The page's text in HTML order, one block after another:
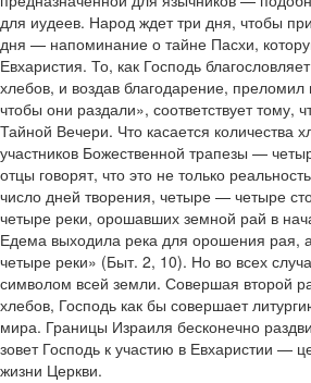
для иудеев. Народ ждет три дня, чтобы
дня — напоминание о тайне Пасхи,
Евхаристия. То, как Господь
хлебов, и воздав благодарение,
чтобы они раздали», соответствует тому,
Тайной Вечери. Что касается
участников Божественной трапезы —
отцы говорят, что это не только
число дней творения, четыре — четыре
четыре реки, орошавших земной рай в
Едема выходила река для орошения рая,
четыре реки» (Быт. 2, 10). Но во всех
символом всей земли. Совершая второй
хлебов, Господь как бы совершает
мира. Границы Израиля бесконечно
зовет Господь к участию в Евхаристии —
жизни Церкви.